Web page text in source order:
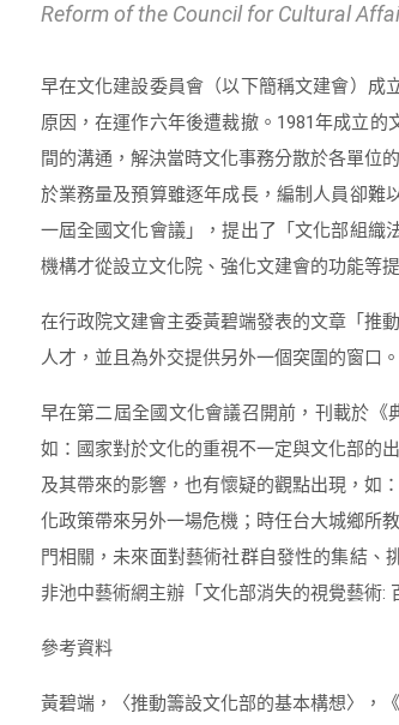
Reform of the Council for Cultural
早在文化建設委員會（以下簡稱文建會）成
原因，在運作六年後遭裁撤。1981年成立
間的溝通，解決當時文化事務分散於各單位
於業務量及預算雖逐年成長，編制人員卻難
一屆全國文化會議」，提出了「文化部組織
機構才從設立文化院、強化文建會的功能等
在行政院文建會主委黃碧端發表的文章「推
人才，並且為外交提供另外一個突圍的窗口。
早在第二屆全國文化會議召開前，刊載於
如：國家對於文化的重視不一定與文化部的
及其帶來的影響，也有懷疑的觀點出現，如
化政策帶來另外一場危機；時任台大城鄉所
門相關，未來面對藝術社群自發性的集結
非池中藝術網主辦「文化部消失的視覺藝術:
參考資料
黃碧端，〈推動籌設文化部的基本構想〉，